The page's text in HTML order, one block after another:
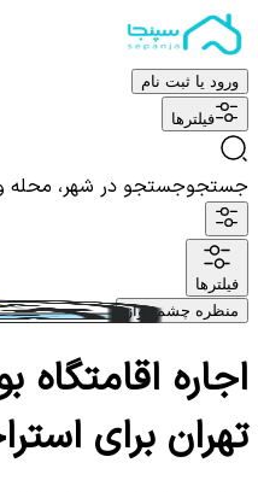
ورود یا ثبت نام
فیلترها
جستجوجستجو در شهر، محله و
فیلترها
منظره چشم نواز
اجاره
تهران برای